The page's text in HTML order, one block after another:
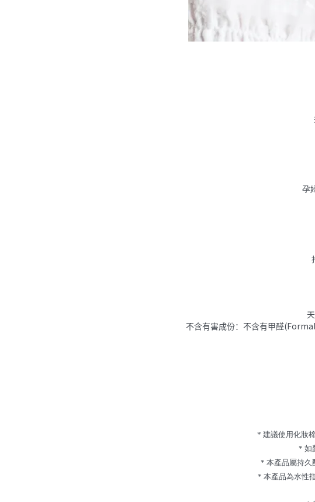
孕
不含有害成份：不含有甲醛
* 建議使用化妝
* 如
* 本產品屬持久
* 本產品為水性